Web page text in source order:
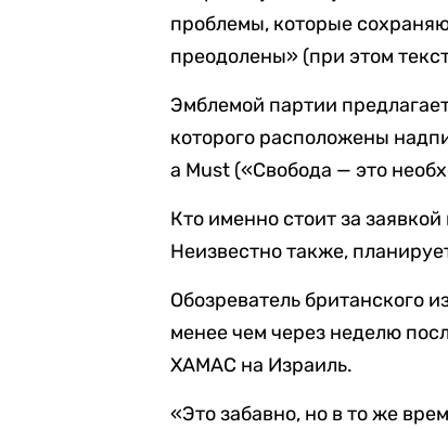
проблемы, которые
преодолены» (при этом
Эмблемой партии
которого расположены
a Must («Свобода — это
Кто именно стоит за
Неизвестно также,
Обозреватель британского
менее чем через неделю
ХАМАС на Израиль.
«Это забавно, но в то же